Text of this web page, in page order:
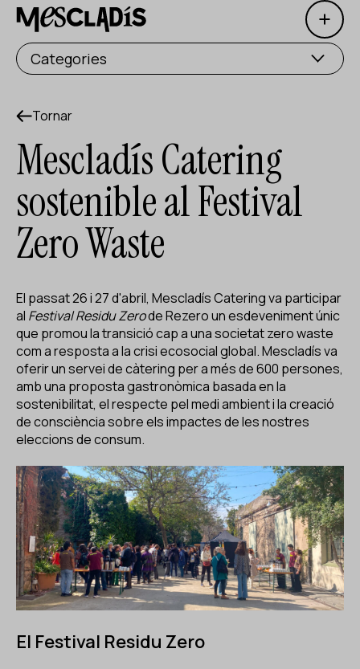
Open
Productora social
Productora d'experiències
Productora d'ocupació
Productora de coneixement
Productora cultural
Agenda
Blog
Contacte
FacebookInstagram YoutubeTwitter/X
ES CA EN
Categories
Tornar
Mescladís Catering
sostenible al Festival
Zero Waste
El passat 26 i 27 d'abril, Mescladís Catering va participar
al Festival Residu ZerodeRezeroun esdeveniment únic
que promou la transició cap a una societat zero waste
com a resposta a la crisi ecosocial global. Mescladís va
oferir un servei de càtering per a més de 600 persones,
amb una proposta gastronòmica basada en la
sostenibilitat, el respecte pel medi ambient i la creació
de consciència sobre els impactes de les nostres
eleccions de consum.
El Festival Residu Zero